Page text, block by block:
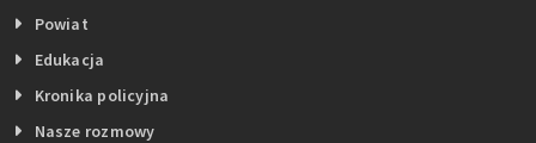
Powiat
Edukacja
Kronika policyjna
Nasze rozmowy